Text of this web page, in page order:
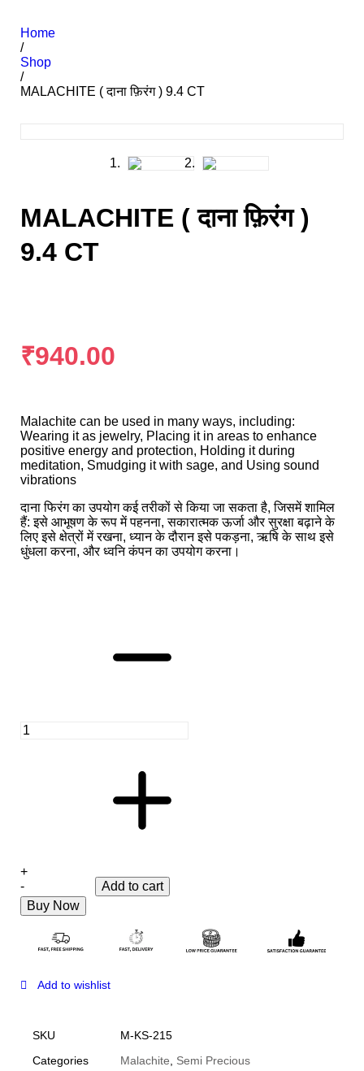
Home
/
Shop
/
MALACHITE ( दाना फ़िरंग ) 9.4 CT
MALACHITE ( दाना फ़िरंग )
9.4 CT
₹940.00
Malachite can be used in many ways, including:
Wearing it as jewelry, Placing it in areas to enhance
positive energy and protection, Holding it during
meditation, Smudging it with sage, and Using sound
vibrations
दाना फिरंग का उपयोग कई तरीकों से किया जा सकता है, जिसमें शामिल
हैं: इसे आभूषण के रूप में पहनना, सकारात्मक ऊर्जा और सुरक्षा बढ़ाने के
लिए इसे क्षेत्रों में रखना, ध्यान के दौरान इसे पकड़ना, ऋषि के साथ इसे
धुंधला करना, और ध्वनि कंपन का उपयोग करना।
+
-
Add to cart
Buy Now
Add to wishlist
SKU
M-KS-215
Categories
Malachite Semi Precious